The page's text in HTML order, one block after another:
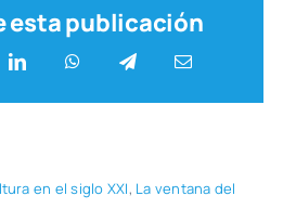
esta publicación
en el siglo XXI, La ven­ta­na del